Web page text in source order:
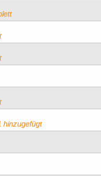
hinzugefügt